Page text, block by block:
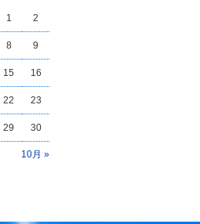
10月 »
1 2
8 9
15 16
22 23
29 30